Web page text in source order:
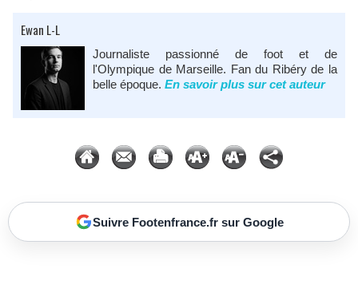
Ewan L-L
Journaliste passionné de foot et de
l'Olympique de Marseille. Fan du Ribéry de la
belle époque. En savoir plus sur cet auteur
Suivre Footenfrance.fr sur Google